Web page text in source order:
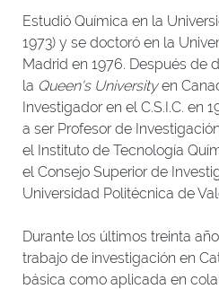
Estudió Química en la
1973) y se doctoró en la
Madrid en 1976. Después de
la Queen's Universityen
Investigador en el C.S.I.C. en
a ser Profesor de
el Instituto de Tecnología
el Consejo Superior de
Universidad Politécnica de
Durante los últimos treinta
trabajo de investigación en
básica como aplicada en